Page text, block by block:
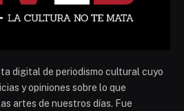
digital de periodismo cultural cuyo
y opiniones sobre lo que
artes de nuestros días. Fue